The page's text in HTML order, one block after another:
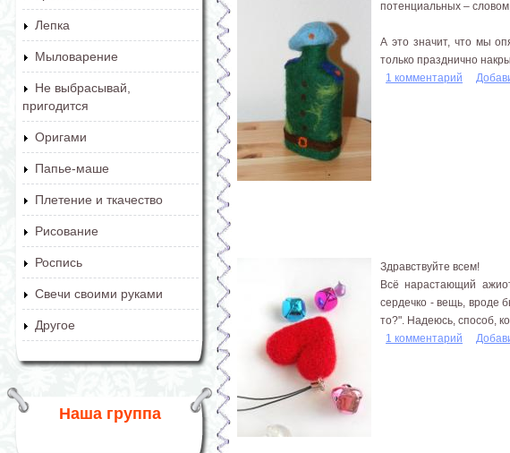
Лепка
Мыловарение
Не выбрасывай,
пригодится
Оригами
Папье-маше
Плетение и ткачество
Рисование
Роспись
Свечи своими руками
Другое
Наша группа
потенциальных –
А это значит, что мы
только празднично
1 комментарий
Здравствуйте всем!
Всё нарастающий
сердечко - вещь, вроде
то?". Надеюсь, способ,
1 комментарий